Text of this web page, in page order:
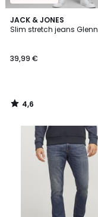
JACK & JONES
Slim stretch jeans Glenn
39,99 €
4,6
/ 5
4,6
/